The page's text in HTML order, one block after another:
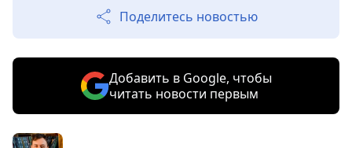
Поделитесь новостью
Добавить в Google, чтобы
читать новости первым